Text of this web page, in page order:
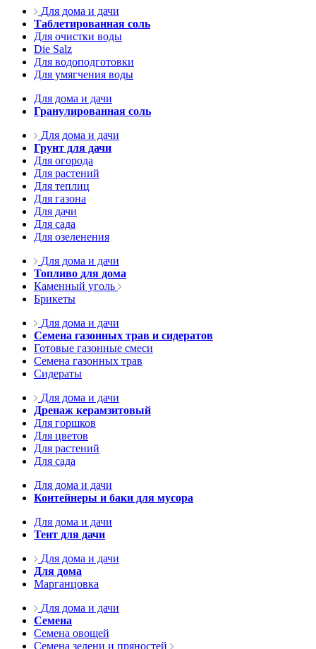
Для дома и дачи
Таблетированная соль
Для очистки воды
Die Salz
Для водоподготовки
Для умягчения воды
Для дома и дачи
Гранулированная соль
Для дома и дачи
Грунт для дачи
Для огорода
Для растений
Для теплиц
Для газона
Для дачи
Для сада
Для озеленения
Для дома и дачи
Топливо для дома
Каменный уголь
Брикеты
Для дома и дачи
Семена газонных трав и сидератов
Готовые газонные смеси
Семена газонных трав
Сидераты
Для дома и дачи
Дренаж керамзитовый
Для горшков
Для цветов
Для растений
Для сада
Для дома и дачи
Контейнеры и баки для мусора
Для дома и дачи
Тент для дачи
Для дома и дачи
Для дома
Марганцовка
Для дома и дачи
Семена
Семена овощей
Семена зелени и пряностей